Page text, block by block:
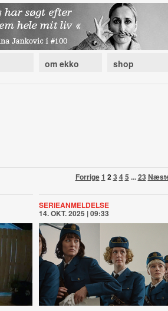
om ekko shop
Forrige1 23 45 ...23
SERIEANMELDELSE
14. OKT. 2025 | 09:33